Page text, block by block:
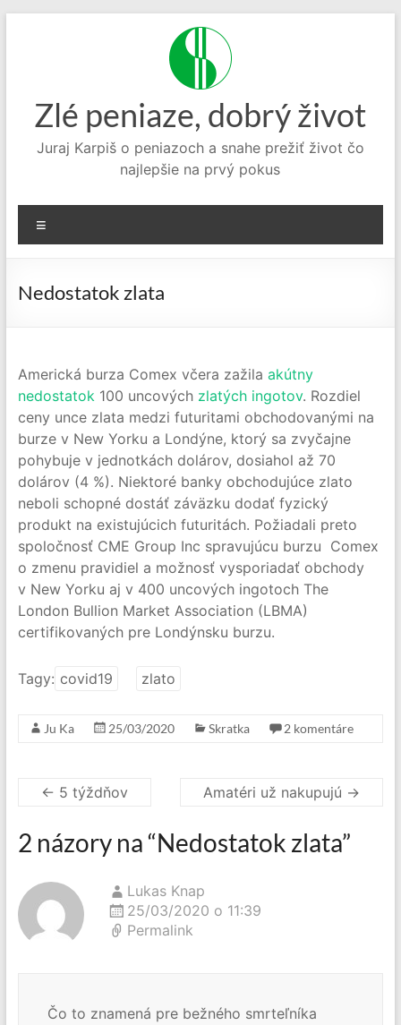
Zlé peniaze, dobrý život
Juraj Karpiš o peniazoch a snahe prežiť život čo
najlepšie na prvý pokus
Nedostatok zlata
Americká burza Comex včera zažila akútny
nedostatok100 uncových zlatých ingotov. Rozdiel
ceny unce zlata medzi futuritami obchodovanými na
burze v New Yorku a Londýne, ktorý sa zvyčajne
pohybuje v jednotkách dolárov, dosiahol až 70
dolárov (4 %). Niektoré banky obchodujúce zlato
neboli schopné dostáť záväzku dodať fyzický
produkt na existujúcich futuritách. Požiadali preto
spoločnosť CME Group Inc spravujúcu burzu Comex
o zmenu pravidiel a možnosť vysporiadať obchody
v New Yorku aj v 400 uncových ingotoch The
London Bullion Market Association (LBMA)
certifikovaných pre Londýnsku burzu.
Tagy: covid19 zlato
Ju Ka 25/03/2020 Skratka 2 komentáre
← 5 týždňov Amatéri už nakupujú →
2 názory na “Nedostatok zlata”
Lukas Knap
25/03/2020 o 11:39
Permalink
Čo to znamená pre bežného smrteľníka